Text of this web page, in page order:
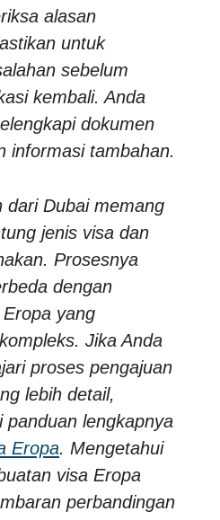
alasan
untuk
sebelum
kembali. Anda
dokumen
informasi tambahan.
dari Dubai memang
jenis visa dan
Prosesnya
dengan
yang
Jika Anda
proses pengajuan
lebih detail,
panduan lengkapnya
Eropa. Mengetahui
visa Eropa
perbandingan